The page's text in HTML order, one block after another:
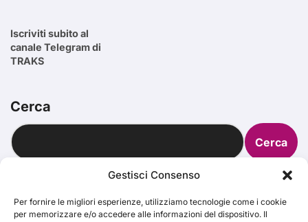
Gestisci Consenso
Per fornire le migliori esperienze, utilizziamo tecnologie come i cookie
per memorizzare e/o accedere alle informazioni del dispositivo. Il
Iscriviti subito al
canale Telegram di
TRAKS
Cerca
Cerca